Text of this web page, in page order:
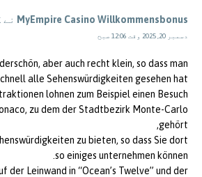
MyEmpire Casino Willkommensbonus نے
دسمبر 20, 2025 وقت 12:06 صبح
aber auch recht klein, so dass man
alle Sehenswürdigkeiten gesehen hat.
lohnen zum Beispiel einen Besuch.
zu dem der Stadtbezirk Monte-Carlo
gehört,
zu bieten, so dass Sie dort
so einiges unternehmen können.
der Leinwand in “Ocean’s Twelve” und der